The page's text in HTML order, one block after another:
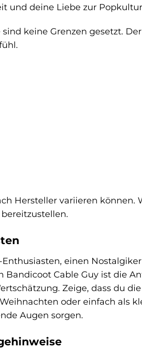
und deine Liebe zur
keine Grenzen gesetzt.
Hersteller variieren können.
einen
Bandicoot Cable Guy ist die
Zeige, dass du
oder einfach als
Augen sorgen.